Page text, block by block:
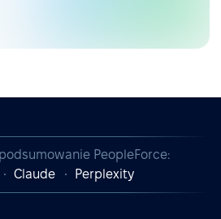
PeopleForce:
Claude Perplexity